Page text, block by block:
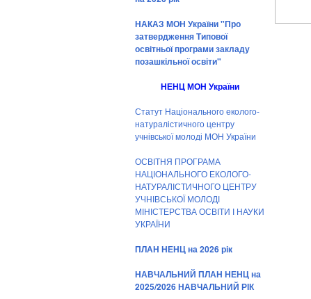
НАКАЗ МОН України "Про
затвердження Типової
освітньої програми закладу
позашкільної освіти"
НЕНЦ МОН України
Статут Національного еколого-
натуралістичного центру
учнівської молоді МОН України
ОСВІТНЯ ПРОГРАМА
НАЦІОНАЛЬНОГО ЕКОЛОГО-
НАТУРАЛІСТИЧНОГО ЦЕНТРУ
УЧНІВСЬКОЇ МОЛОДІ
МІНІСТЕРСТВА ОСВІТИ І НАУКИ
УКРАЇНИ
ПЛАН НЕНЦ на 2026 рік
НАВЧАЛЬНИЙ ПЛАН НЕНЦ на
2025/2026 НАВЧАЛЬНИЙ РІК